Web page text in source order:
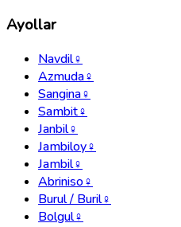
Ayollar
Navdil♀
Azmuda♀
Sangina♀
Sambit♀
Janbil♀
Jambiloy♀
Jambil♀
Abriniso♀
Burul / Buril♀
Bolgul♀